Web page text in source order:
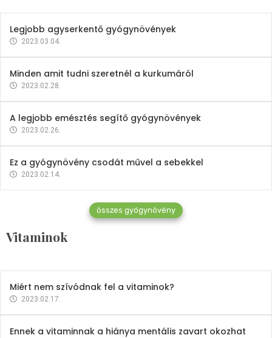
Legjobb agyserkentő gyógynövények
2023.03.04.
Minden amit tudni szeretnél a kurkumáról
2023.02.28.
A legjobb emésztés segítő gyógynövények
2023.02.26.
Ez a gyógynövény csodát művel a sebekkel
2023.02.14.
összes gyógynövény
Vitaminok
Vitaminok
Mindent a B-12 vitaminról
2023.02.27.
Miért nem szívódnak fel a vitaminok?
2023.02.17.
Ennek a vitaminnak a hiánya mentális zavart okozhat